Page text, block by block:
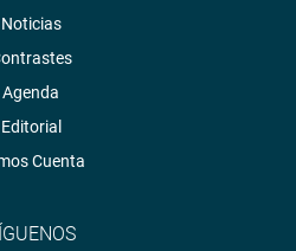
Noticias
Agenda
Editorial
Cuenta